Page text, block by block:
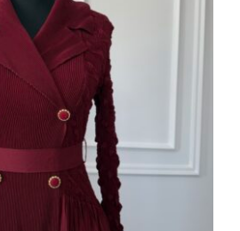
Sihirli Elbise